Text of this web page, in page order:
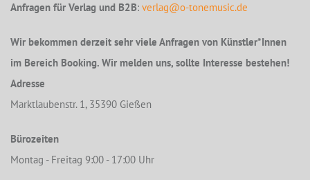
Anfragen für Verlag und B2B: verlag@o-tonemusic.de
Wir bekommen derzeit sehr viele Anfragen von Künstler*Innen
im Bereich Booking. Wir melden uns, sollte Interesse bestehen!
Adresse
Marktlaubenstr. 1, 35390 Gießen
Bürozeiten
Montag - Freitag 9:00 - 17:00 Uhr